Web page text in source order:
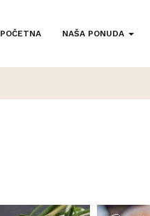
POČETNA NAŠA PONUDA